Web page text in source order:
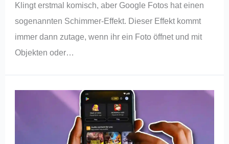
Klingt erstmal komisch, aber Google Fotos hat einen
sogenannten Schimmer-Effekt. Dieser Effekt kommt
immer dann zutage, wenn ihr ein Foto öffnet und mit
Objekten oder…